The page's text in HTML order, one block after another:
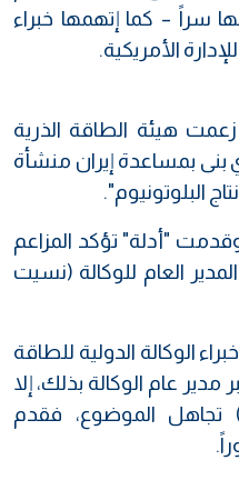
سراً – كما إتهمها خبراء
الأمريكية.
هيئة الطاقة الذرية
بنى بمساعدة إيران منشأة
البلوتونيوم".
وقدمت "أدلة" تؤكد المزاعم
العام للوكالة (نسيت
الوكالة الدولية للطاقة
عام الوكالة بذلك، إلا
تجاهل الموضوع، فقدم